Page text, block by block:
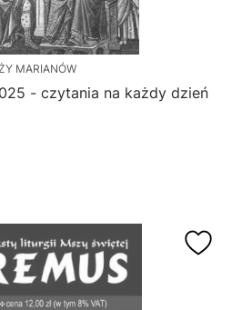
MARIANÓW
dzień